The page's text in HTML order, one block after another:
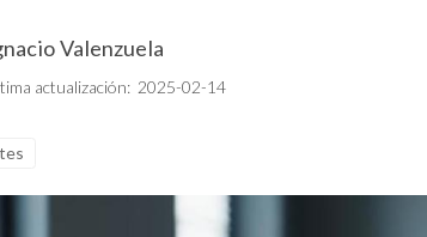
Valenzuela
actualización: 2025-02-14